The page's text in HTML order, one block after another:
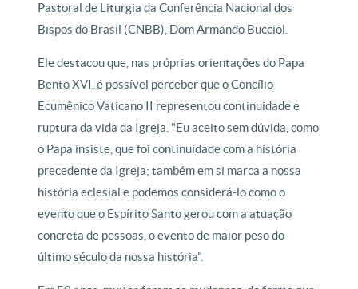
Pastoral de Liturgia da Conferência Nacional dos
Bispos do Brasil (CNBB), Dom Armando Bucciol.
Ele destacou que, nas próprias orientações do Papa
Bento XVI, é possível perceber que o Concílio
Ecumênico Vaticano II representou continuidade e
ruptura da vida da Igreja. "Eu aceito sem dúvida, como
o Papa insiste, que foi continuidade com a história
precedente da Igreja; também em si marca a nossa
história eclesial e podemos considerá-lo como o
evento que o Espírito Santo gerou com a atuação
concreta de pessoas, o evento de maior peso do
último século da nossa história".